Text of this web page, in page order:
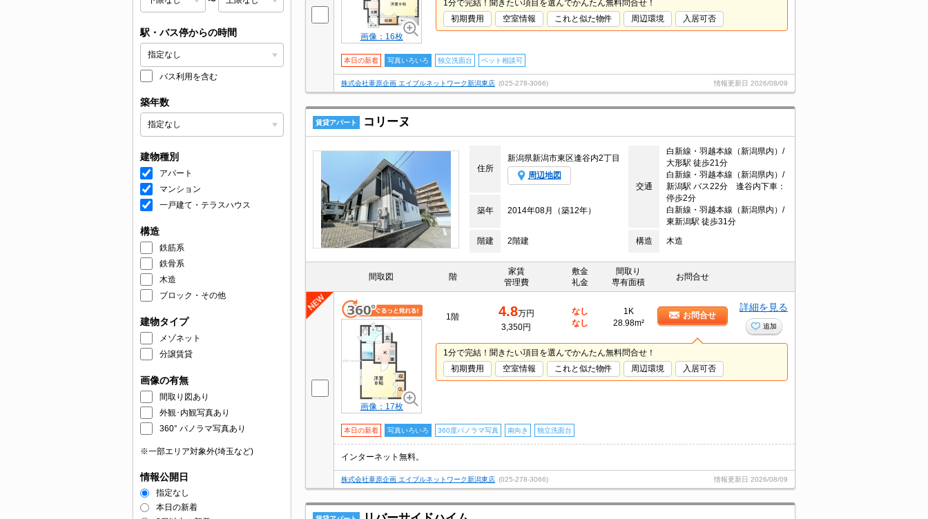
駅・バス停からの時間
バス利用を含む
築年数
建物種別
アパート
マンション
一戸建て・テラスハウス
構造
鉄筋系
鉄骨系
木造
ブロック・その他
建物タイプ
メゾネット
分譲賃貸
画像の有無
間取り図あり
外観･内観写真あり
360° パノラマ写真あり
※一部エリア対象外(埼玉など)
情報公開日
指定なし
本日の新着
画像：16枚
1分で完結！聞きたい項目を選んでかんたん無料問合せ！
初期費用
空室情報 これと似た物件 周辺環境 入居可否
本日の新着 写真いろいろ 独立洗面台 ペット相談可
株式会社葦原企画 エイブルネットワーク新潟東店 (025-278-3066) 情報更新日 2026/08/09
賃貸アパート コリーヌ
住所
新潟県新潟市東区逢谷内2丁目
周辺地図
交通
白新線・羽越本線（新潟県内）/
大形駅 徒歩21分
白新線・羽越本線（新潟県内）/
新潟駅 バス22分 逢谷内下車：
停歩2分
白新線・羽越本線（新潟県内）/
東新潟駅 徒歩31分
築年 2014年08月（築12年）
階建 2階建 構造 木造
間取図 階
家賃
管理費
敷金
礼金
間取り
専有面積
お問合せ
画像：17枚
1階 4.8万円
3,350円
なし
なし
1K
28.98m²
お問合せ
詳細を見る
追加
1分で完結！聞きたい項目を選んでかんたん無料問合せ！
初期費用
空室情報 これと似た物件 周辺環境 入居可否
本日の新着 写真いろいろ 360度パノラマ写真 南向き 独立洗面台
インターネット無料。
株式会社葦原企画 エイブルネットワーク新潟東店 (025-278-3066) 情報更新日 2026/08/09